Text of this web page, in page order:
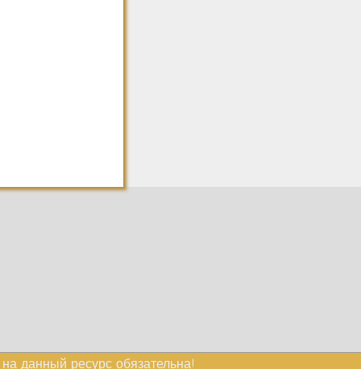
на данный ресурс обязательна!